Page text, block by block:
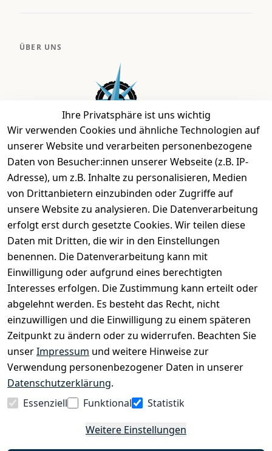
Ihre Privatsphäre ist uns wichtig
Wir verwenden Cookies und ähnliche Technologien auf
unserer Website und verarbeiten personenbezogene
Daten von Besucher:innen unserer Webseite (z.B. IP-
Adresse), um z.B. Inhalte zu personalisieren, Medien
von Drittanbietern einzubinden oder Zugriffe auf
unsere Website zu analysieren. Die Datenverarbeitung
erfolgt erst durch gesetzte Cookies. Wir teilen diese
Daten mit Dritten, die wir in den Einstellungen
benennen. Die Datenverarbeitung kann mit
Einwilligung oder aufgrund eines berechtigten
Interesses erfolgen. Die Zustimmung kann erteilt oder
abgelehnt werden. Es besteht das Recht, nicht
einzuwilligen und die Einwilligung zu einem späteren
Zeitpunkt zu ändern oder zu widerrufen. Beachten Sie
unserImpressum und weitere Hinweise zur
Verwendung personenbezogener Daten in unserer
Datenschutzerklärung.
Essenziell
Funktional
Statistik
Weitere Einstellungen
ÜBER UNS
Bei uns findest Du das richtige Fahrgefühl. Auf über
2.400 m² bieten wir Dir die beste Beratung zu
Kinderfahrrädern über E-MTBs bis hin zu
Lastenfahrrädern und Elektrorollern.
EINKAUFEN
› Fahrrad Aachen
› Zahlungs- und Versandbedingungen
INFORMATIONEN
› Batteriehinweis
› Widerrufsrecht
Impressum